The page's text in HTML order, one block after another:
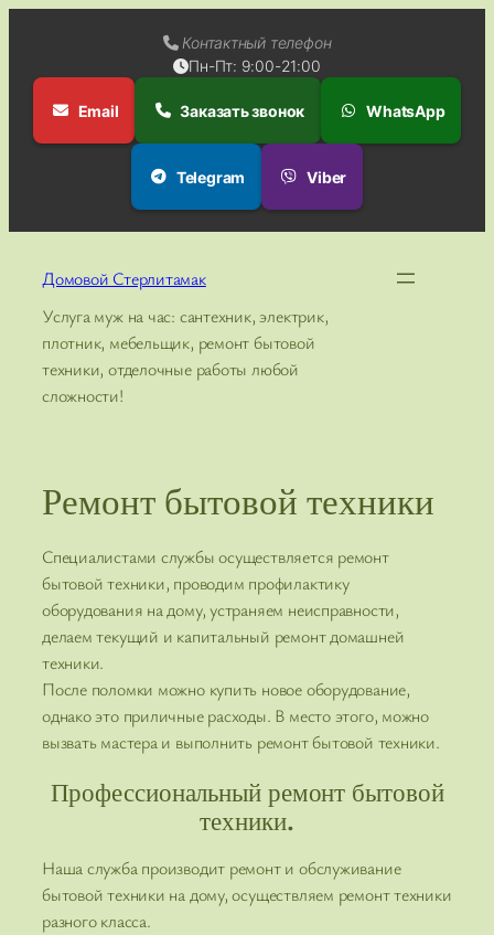
Контактный телефон
Пн-Пт: 9:00-21:00
Email Заказать звонок WhatsApp
Telegram Viber
Домовой Стерлитамак
Услуга муж на час: сантехник, электрик,
плотник, мебельщик, ремонт бытовой
техники, отделочные работы любой
сложности!
Ремонт бытовой техники
Специалистами службы осуществляется ремонт
бытовой техники, проводим профилактику
оборудования на дому, устраняем неисправности,
делаем текущий и капитальный ремонт домашней
техники.
После поломки можно купить новое оборудование,
однако это приличные расходы. В место этого, можно
вызвать мастера и выполнить ремонт бытовой техники.
Профессиональный ремонт бытовой
техники.
Наша служба производит ремонт и обслуживание
бытовой техники на дому, осуществляем ремонт техники
разного класса.